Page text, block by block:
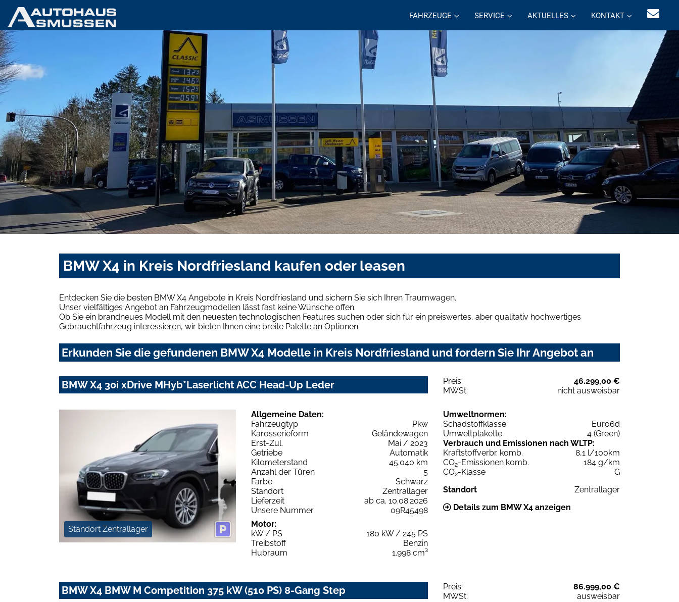
FAHRZEUGE SERVICE AKTUELLES KONTAKT
BMW X4 in Kreis Nordfriesland kaufen oder leasen
Entdecken Sie die besten BMW X4 Angebote in Kreis Nordfriesland und sichern Sie sich Ihren Traumwagen.
Unser vielfältiges Angebot an Fahrzeugmodellen lässt fast keine Wünsche offen.
Ob Sie ein brandneues Modell mit den neuesten technologischen Features suchen oder sich für ein preiswertes, aber qualitativ hochwertiges
Gebrauchtfahrzeug interessieren, wir bieten Ihnen eine breite Palette an Optionen.
Erkunden Sie die gefundenen BMW X4 Modelle in Kreis Nordfriesland und fordern Sie Ihr Angebot an
BMW X4 30i xDrive MHyb*Laserlicht ACC Head-Up Leder Preis:
46.299,00 €
MWSt:
nicht ausweisbar
Standort Zentrallager
Allgemeine Daten:
Fahrzeugtyp
Pkw
Karosserieform
Geländewagen
Erst-Zul.
Mai / 2023
Getriebe
Automatik
Kilometerstand
45.040 km
Anzahl der Türen
5
Farbe
Schwarz
Standort
Zentrallager
Lieferzeit
ab ca. 10.08.2026
Unsere Nummer
09R45498
Motor:
kW / PS
180 kW / 245 PS
Treibstoff
Benzin
Hubraum
1.998 cm³
Umweltnormen:
Schadstoffklasse
Euro6d
Umweltplakette
4 (Green)
Verbrauch und Emissionen nach WLTP:
Kraftstoffverbr. komb.
8,1 l/100km
CO2-Emissionen komb.
184 g/km
CO2-Klasse
G
Standort
Zentrallager
Details zum BMW X4 anzeigen
BMW X4 BMW M Competition 375 kW (510 PS) 8-Gang Step Preis:
86.999,00 €
MWSt:
ausweisbar